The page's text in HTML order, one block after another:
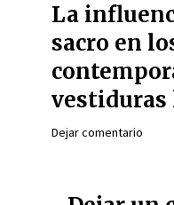
La
sacro en
Dejar comentario